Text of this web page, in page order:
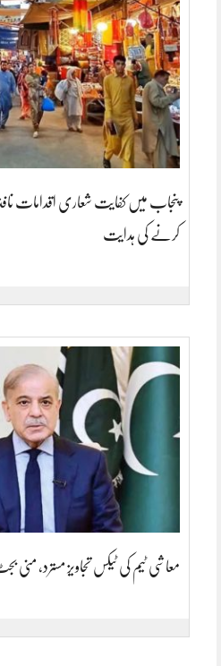
کرنے کی ہدایت
معاشی ٹیم کی ٹیکس تجاویز مسترد، منی